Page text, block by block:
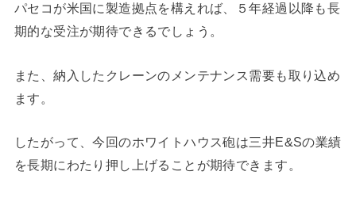
パセコが米国に製造拠点を構えれば、５年経過以降も長
期的な受注が期待できるでしょう。
また、納入したクレーンのメンテナンス需要も取り込め
ます。
したがって、今回のホワイトハウス砲は三井E&Sの業績
を長期にわたり押し上げることが期待できます。